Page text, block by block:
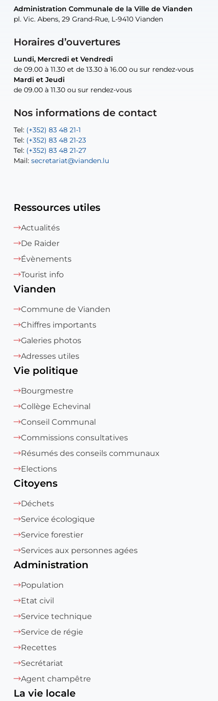
Administration Communale de la Ville de Vianden
pl. Vic. Abens, 29 Grand-Rue, L-9410 Vianden
Horaires d’ouvertures
Lundi, Mercredi et Vendredi
de 09.00 à 11.30 et de 13.30 à 16.00 ou sur rendez-vous
Mardi et Jeudi
de 09.00 à 11.30 ou sur rendez-vous
Nos informations de contact
Tel: (+352) 83 48 21-1
Tel: (+352) 83 48 21-23
Tel: (+352) 83 48 21-27
Mail: secretariat@vianden.lu
Administration Communale de la Ville de Vianden
pl. Vic. Abens, 29 Grand-Rue, L-9410 Vianden
Lundi, Mercredi et Vendredi
de 09.00 à 11.30 et de 13.30 à 16.00 ou sur rendez-vous
Mardi et Jeudi
de 09.00 à 11.30 ou sur rendez-vous
Tel: (+352) 83 48 21-20
Tel: (+352) 83 48 21-22
Mail:sofia.carvalho@vianden.lu
Mail: diane.storn@vianden.lu
Administration Communale de la Ville de Vianden
pl. Vic. Abens, 29 Grand-Rue, L-9410 Vianden
uniquement sur rendez-vous
Mail:recette@vianden.lu
Administration Communale de la Ville de Vianden
pl. Vic. Abens, 29 Grand-Rue, L-9410 Vianden
uniquement sur rendez-vous
Tel:(+352) 83 48 21-31
Atelier Communal de la Ville de Vianden
30, rue Neugarten, L-9422 Vianden
uniquement sur rendez-vous
Tel:Permanence (Fuite d’eau) : 83 48 21 61
Ressources utiles
Actualités
De Raider
Évènements
Tourist info
Vianden
Commune de Vianden
Chiffres importants
Galeries photos
Adresses utiles
Vie politique
Bourgmestre
Collège Echevinal
Conseil Communal
Commissions consultatives
Résumés des conseils communaux
Elections
Citoyens
Déchets
Service écologique
Service forestier
Services aux personnes agées
Administration
Population
Etat civil
Service technique
Service de régie
Recettes
Secrétariat
Agent champêtre
La vie locale